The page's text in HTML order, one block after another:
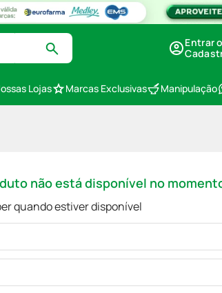
Entrar
Lojas Marcas Exclusivas Manipulação
não está disponível no
quando estiver disponível